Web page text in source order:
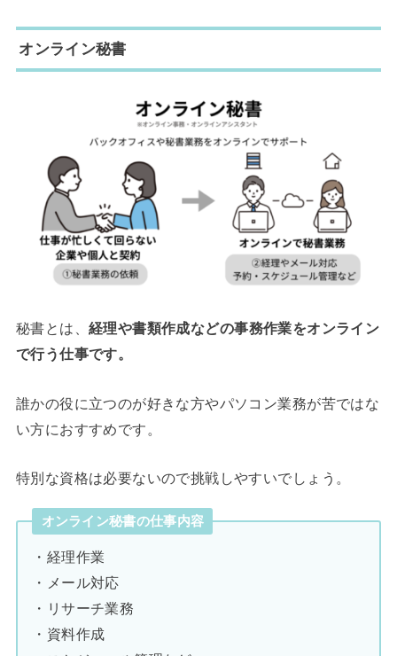
オンライン秘書
秘書とは、 経理や書類作成などの事務作業をオンライン
で行う仕事です。
誰かの役に立つのが好きな方やパソコン業務が苦ではな
い方におすすめです。
特別な資格は必要ないので挑戦しやすいでしょう。
オンライン秘書の仕事内容
・経理作業
・メール対応
・リサーチ業務
・資料作成